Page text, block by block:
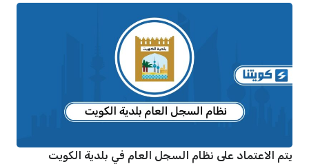
يتم الاعتماد على نظام السجل العام في بلدية الكويت